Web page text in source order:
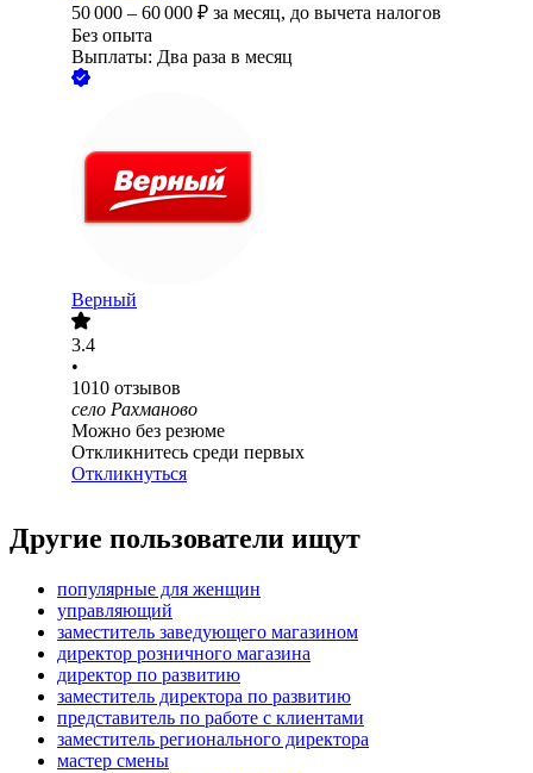
50 000 – 60 000 ₽ за месяц, до вычета налогов
Без опыта
Выплаты: Два раза в месяц
Верный
3.4
•
1010 отзывов
село Рахманово
Можно без резюме
Откликнитесь среди первых
Откликнуться
Другие пользователи ищут
популярные для женщин
управляющий
заместитель заведующего магазином
директор розничного магазина
директор по развитию
заместитель директора по развитию
представитель по работе с клиентами
заместитель регионального директора
мастер смены